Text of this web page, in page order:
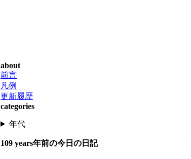
about
前言
凡例
更新履歴
categories
年代
109 years年前の今日の日記